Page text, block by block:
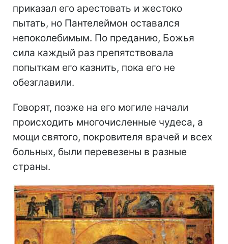
приказал его арестовать и жестоко
пытать, но Пантелеймон оставался
непоколебимым. По преданию, Божья
сила каждый раз препятствовала
попыткам его казнить, пока его не
обезглавили.
Говорят, позже на его могиле начали
происходить многочисленные чудеса, а
мощи святого, покровителя врачей и всех
больных, были перевезены в разные
страны.